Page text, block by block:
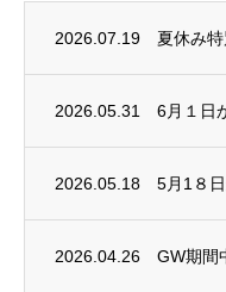
2026.07.19 夏休み
2026.05.31 6月１日
2026.05.18 5月1８
2026.04.26 GW期間